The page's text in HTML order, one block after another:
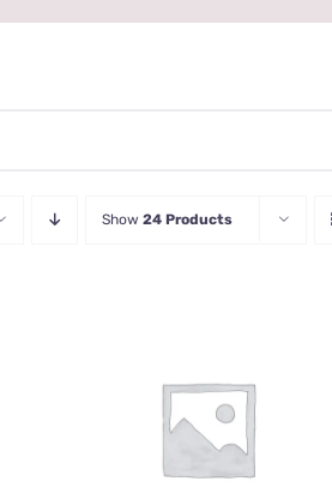
Show 24 Products